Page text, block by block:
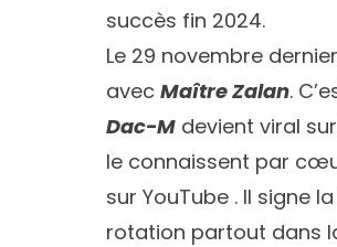
succès fin 2024.
Le 29 novembre
avec Maître Zalan.
Dac-M devient viral
le connaissent par
sur YouTube . Il signe
rotation partout dans